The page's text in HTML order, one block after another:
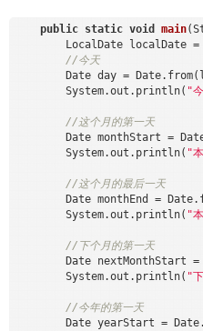
public static void main
LocalDate localDate =
//今天
Date day =
        System.out.println(
"
//这个月的第一天
Date monthStart =
        System.out.println(
"
//这个月的最后一天
Date monthEnd =
        System.out.println(
"
//下个月的第一天
Date nextMonthStart =
        System.out.println(
"
//今年的第一天
Date yearStart =